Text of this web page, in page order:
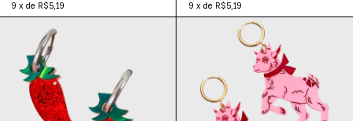
9 x de R$5,19
9 x de R$5,19